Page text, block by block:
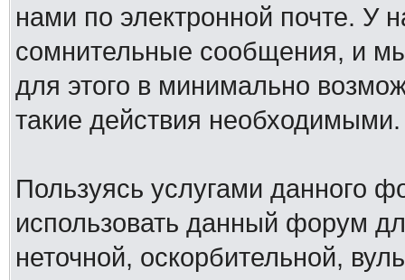
нами по электронной почте. У
сомнительные сообщения, и
для этого в минимально
такие действия необходимыми.
Пользуясь услугами данного
использовать данный форум
неточной, оскорбительной,